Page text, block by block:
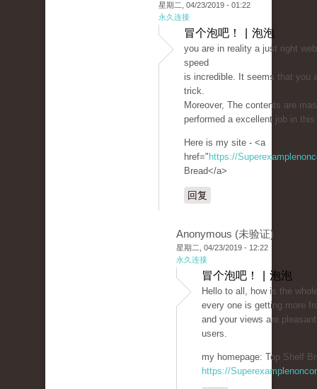
星期二, 04/23/2019 - 01:22
永久连接
冒个泡吧！ | 泡泡
you are in reality a just right
speed
is incredible. It seems that you
trick.
Moreover, The contents are
performed a excellent job in
Here is my site - <a
href=" https://
Bread</a>
回复
Anonymous (未验证)
星期二, 04/23/2019 - 12:22
永久连接
冒个泡吧！ | 泡泡
Hello to all, how is the
every one is getting more
and your views are
users.
my homepage: Top Shelf
https://